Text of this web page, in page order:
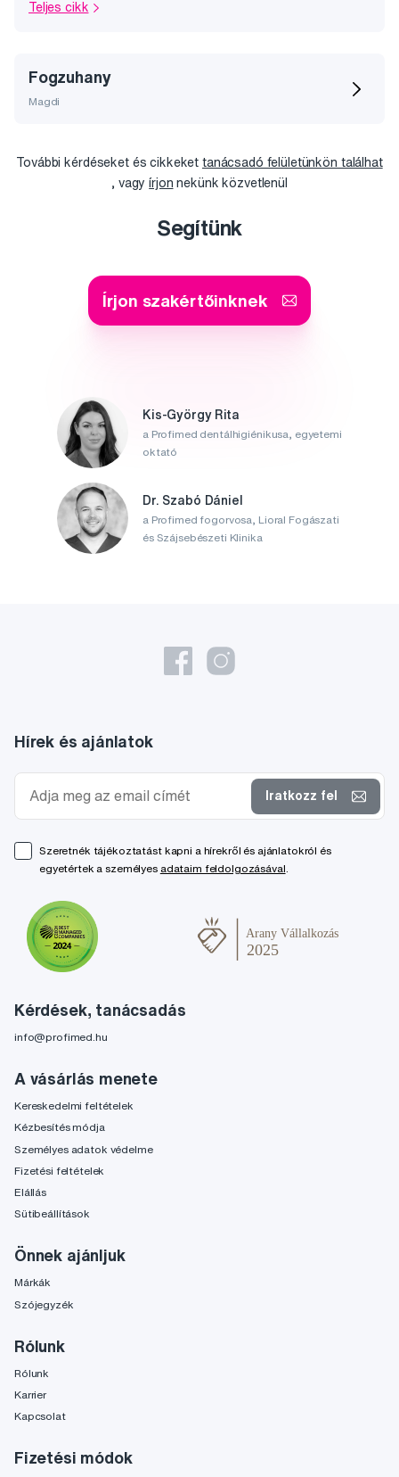
Teljes cikk
Fogzuhany
Magdi
További kérdéseket és cikkeket tanácsadó felületünkön találhat
, vagyírjon nekünk közvetlenül
Segítünk
Írjon szakértőinknek
Kis-György Rita
a Profimed dentálhigiénikusa, egyetemi
oktató
Dr. Szabó Dániel
a Profimed fogorvosa, Lioral Fogászati
és Szájsebészeti Klinika
Kérdések, tanácsadás
info@profimed.hu
A vásárlás menete
Kereskedelmi feltételek
Kézbesítés módja
Személyes adatok védelme
Fizetési feltételek
Elállás
Sütibeállítások
Önnek ajánljuk
Márkák
Szójegyzék
Rólunk
Rólunk
Karrier
Kapcsolat
Fizetési módok
Hírek és ajánlatok
Iratkozz fel
Szeretnék tájékoztatást kapni a hírekről és ajánlatokról és
egyetértek a személyes adataim feldolgozásával